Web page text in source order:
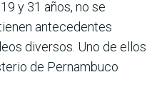
y 31 años, no se
antecedentes
diversos. Uno de ellos
de Pernambuco